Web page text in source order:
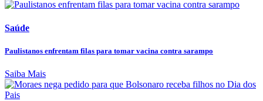
Saúde
Paulistanos enfrentam filas para tomar vacina contra sarampo
Saiba Mais